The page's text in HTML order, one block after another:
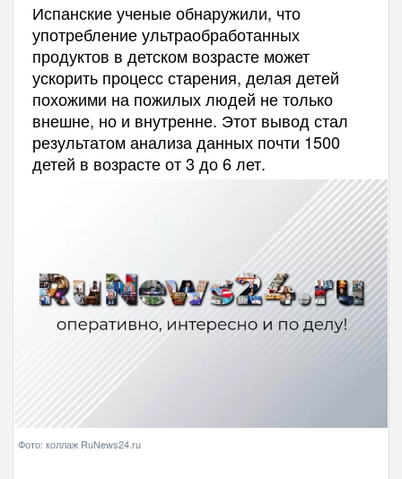
Испанские ученые обнаружили, что
употребление ультраобработанных
продуктов в детском возрасте может
ускорить процесс старения, делая детей
похожими на пожилых людей не только
внешне, но и внутренне. Этот вывод стал
результатом анализа данных почти 1500
детей в возрасте от 3 до 6 лет.
Фото: коллаж RuNews24.ru